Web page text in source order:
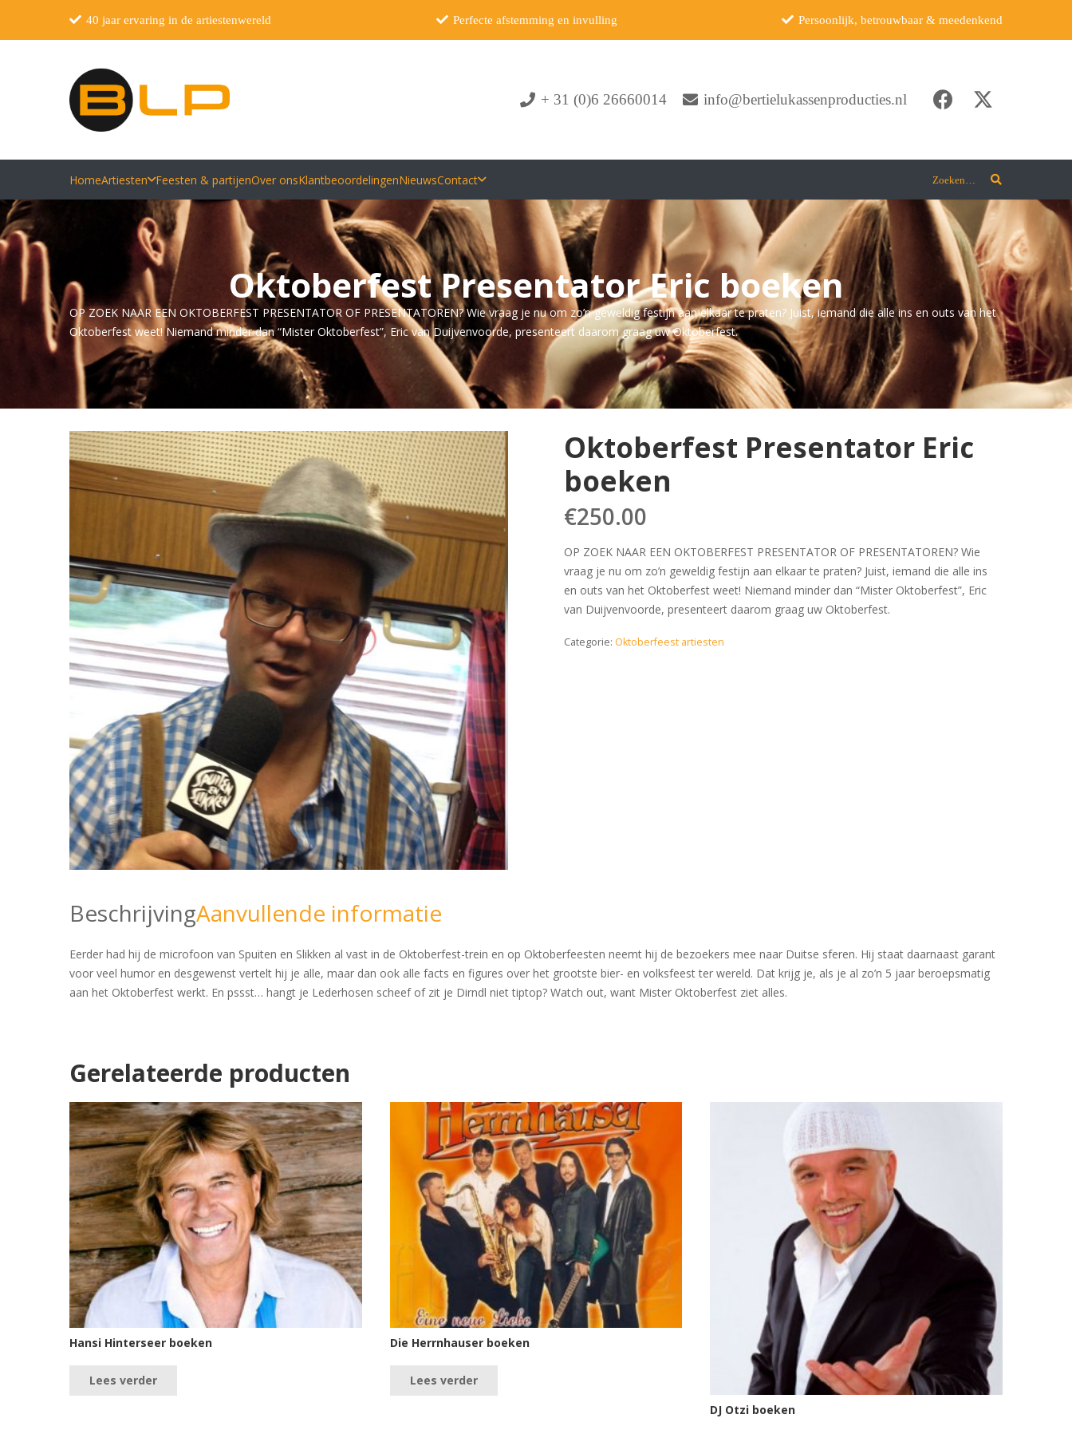
40 jaar ervaring in de artiestenwereld Perfecte afstemming en invulling Persoonlijk, betrouwbaar & meedenkend
+ 31 (0)6 26660014 info@bertielukassenproducties.nl
HomeArtiesten Feesten & partijenOver onsKlantbeoordelingenNieuwsContact Zoeken…
Oktoberfest Presentator Eric boeken
OP ZOEK NAAR EEN OKTOBERFEST PRESENTATOR OF PRESENTATOREN? Wie vraag je nu om zo’n geweldig festijn aan elkaar te praten? Juist, iemand die alle ins en outs van het
Oktoberfest weet! Niemand minder dan “Mister Oktoberfest”, Eric van Duijvenvoorde, presenteert daarom graag uw Oktoberfest.
Oktoberfest Presentator Eric
boeken
€250.00
OP ZOEK NAAR EEN OKTOBERFEST PRESENTATOR OF PRESENTATOREN? Wie
vraag je nu om zo’n geweldig festijn aan elkaar te praten? Juist, iemand die alle ins
en outs van het Oktoberfest weet! Niemand minder dan “Mister Oktoberfest”, Eric
van Duijvenvoorde, presenteert daarom graag uw Oktoberfest.
Categorie: Oktoberfeest artiesten
BeschrijvingAanvullende informatie
Eerder had hij de microfoon van Spuiten en Slikken al vast in de Oktoberfest-trein en op Oktoberfeesten neemt hij de bezoekers mee naar Duitse sferen. Hij staat daarnaast garant
voor veel humor en desgewenst vertelt hij je alle, maar dan ook alle facts en figures over het grootste bier- en volksfeest ter wereld. Dat krijg je, als je al zo’n 5 jaar beroepsmatig
aan het Oktoberfest werkt. En pssst… hangt je Lederhosen scheef of zit je Dirndl niet tiptop? Watch out, want Mister Oktoberfest ziet alles.
Gerelateerde producten
Hansi Hinterseer boeken
Lees verder
Die Herrnhauser boeken
Lees verder
DJ Otzi boeken